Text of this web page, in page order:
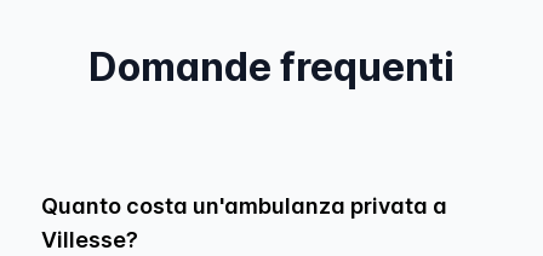
Domande frequenti
Quanto costa un'ambulanza privata a
Villesse?